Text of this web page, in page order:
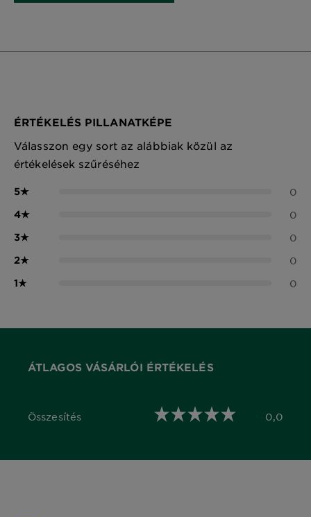
ÉRTÉKELÉS PILLANATKÉPE
Válasszon egy sort az alábbiak közül az
értékelések szűréséhez
5★ 0
4★ 0
3★ 0
2★ 0
1★ 0
ÁTLAGOS VÁSÁRLÓI ÉRTÉKELÉS
Összesítés
0,0 out of 5 stars 0,0